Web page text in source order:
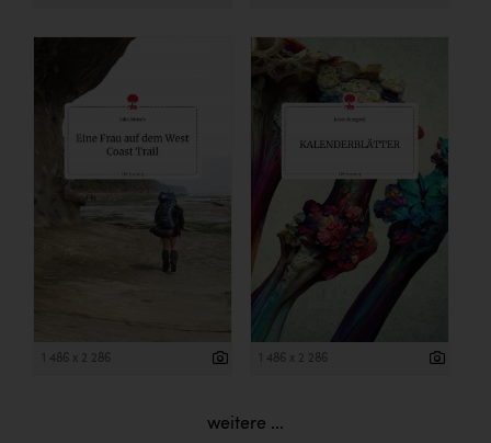
1 486 x 2 286 1 486 x 2 286
weitere ...